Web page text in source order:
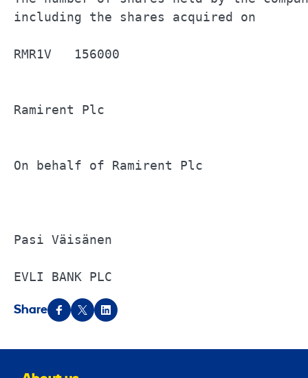
including the shares acquired on 	15 September 2010
RMR1V	156000
Ramirent Plc
On behalf of Ramirent Plc
Pasi Väisänen
EVLI BANK PLC
Share